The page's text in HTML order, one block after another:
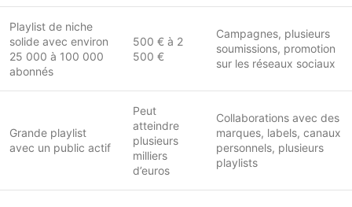
Playlist de niche
solide avec environ
25 000 à 100 000
abonnés
500 € à 2
500 €
Campagnes, plusieurs
soumissions, promotion
sur les réseaux sociaux
Grande playlist
avec un public actif
Peut
atteindre
plusieurs
milliers
d’euros
Collaborations avec des
marques, labels, canaux
personnels, plusieurs
playlists